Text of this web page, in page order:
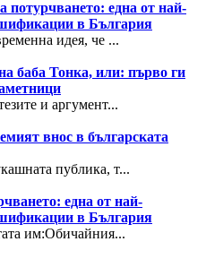
потурчването: една от най-
в България
идея, че ...
баба Тонка, или: първо ги
и аргумент...
внос в българската
публика, т...
една от най-
в България
им:Обичайния...